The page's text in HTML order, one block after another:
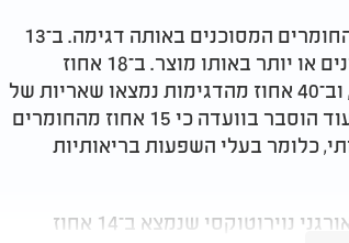
בדיון נחשפו גם נתונים מטרידים במיוחד לגבי ריבוי החומרים המסוכנים באותה דגימה. ב־13
אחוז מהבדיקות נמצאו חמישה סוגי חומרי הדברה שונים או יותר באותו מוצר. ב־18 אחוז
מהדגימות נמצאו חריגות ביותר מחומר אחד במקביל, וב־40 אחוז מהדגימות נמצאו שאריות של
חומרי הדברה שאסורים לשימוש בגידול שבו אותרו. עוד הוסבר בוועדה כי 15 אחוז מהחומרים
כלומר בעלי השפעות בריאותיות
אחד החומרים שעלו לדיון הוא Chlorpyrifos, זרחן אורגני נוירוטוקסי שנמצא ב־14 אחוז